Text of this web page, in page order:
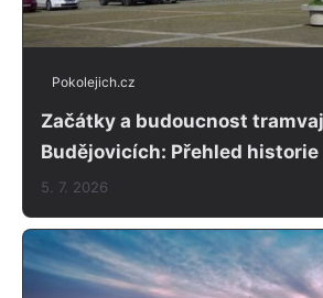
Pokolejich.cz
Začátky a budoucnost
Budějovicích: Přehled historie
5. 7. 2026